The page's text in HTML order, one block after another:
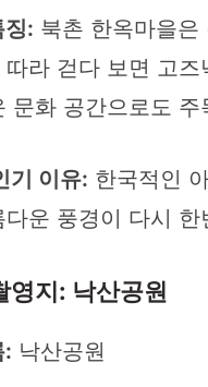
징: 북촌 한옥마을
따라 걷다 보면 고
문화 공간으로도 주
기 이유: 한국적인
다운 풍경이 다시
영지: 낙산공원
: 낙산공원